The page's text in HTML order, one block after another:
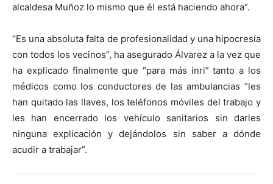
alcaldesa Muñoz lo mismo que él está haciendo ahora”.
“Es una absoluta falta de profesionalidad y una hipocresía
con todos los vecinos”, ha asegurado Álvarez a la vez que
ha explicado finalmente que “para más inri” tanto a los
médicos como los conductores de las ambulancias “les
han quitado las llaves, los teléfonos móviles del trabajo y
les han encerrado los vehículo sanitarios sin darles
ninguna explicación y dejándolos sin saber a dónde
acudir a trabajar”.